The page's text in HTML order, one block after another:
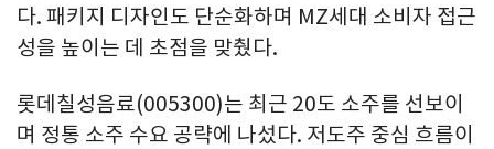
다. 패키지 디자인도 단순화하며 MZ세대 소비자 접근
성을 높이는 데 초점을 맞췄다.
롯데칠성음료(005300)는 최근 20도 소주를 선보이
며 정통 소주 수요 공략에 나섰다. 저도주 중심 흐름이